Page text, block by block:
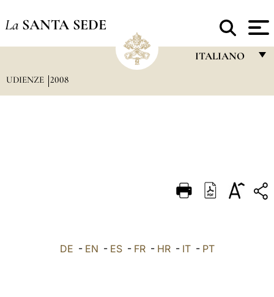
La SANTA SEDE
ITALIANO
DEUTSCH
العربيّة
UDIENZE 2008
DE - EN - ES- FR- HR- IT- PT